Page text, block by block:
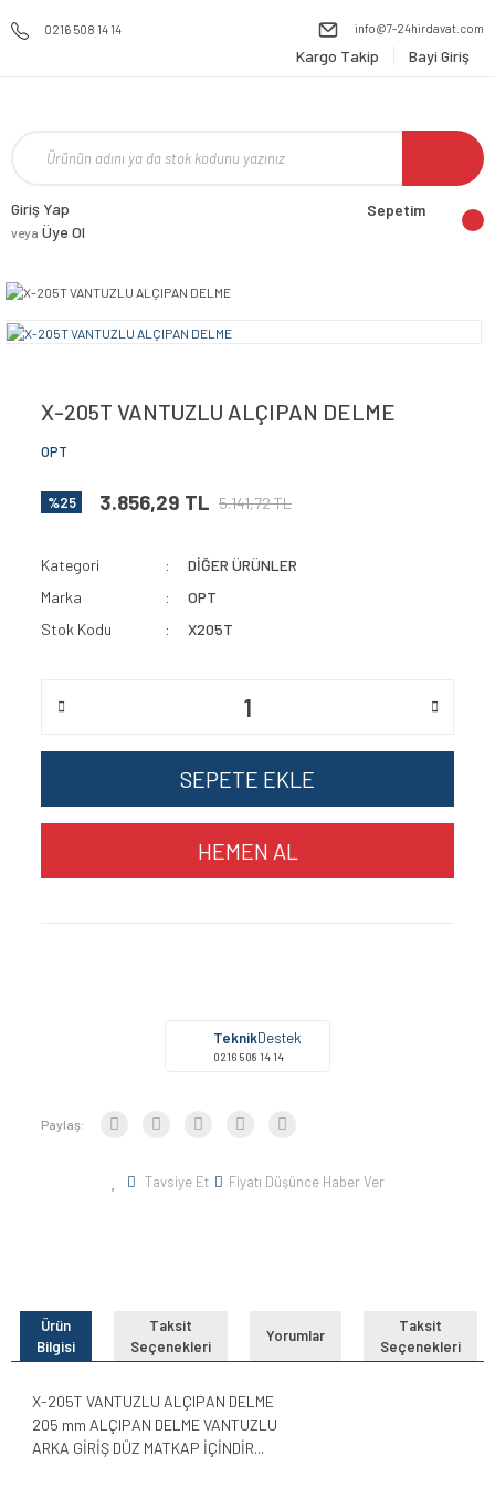
0216 508 14 14 info@7-24hirdavat.com
Kargo Takip Bayi Giriş
Giriş Yap
veya Üye Ol
Sepetim
X-205T VANTUZLU ALÇIPAN DELME
OPT
%25 3.856,29 TL 5.141,72 TL
Kategori
DİĞER ÜRÜNLER
Marka
OPT
Stok Kodu
X205T
SEPETE EKLE
HEMEN AL
TeknikDestek
0216 508 14 14
Paylaş:
Tavsiye Et Fiyatı Düşünce Haber Ver
Ürün
Bilgisi
Taksit
Seçenekleri
Yorumlar
Taksit
Seçenekleri
X-205T VANTUZLU ALÇIPAN DELME
205 mm ALÇIPAN DELME VANTUZLU
ARKA GİRİŞ DÜZ MATKAP İÇİNDİR...